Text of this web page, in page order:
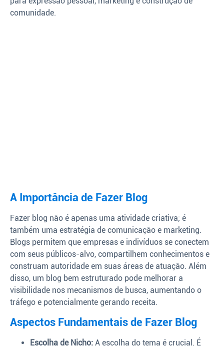
comunidade.
A Importância de Fazer Blog
Fazer blog não é apenas uma atividade criativa; é
também uma estratégia de comunicação e marketing.
Blogs permitem que empresas e indivíduos se conectem
com seus públicos-alvo, compartilhem conhecimentos e
construam autoridade em suas áreas de atuação. Além
disso, um blog bem estruturado pode melhorar a
visibilidade nos mecanismos de busca, aumentando o
tráfego e potencialmente gerando receita.
Aspectos Fundamentais de Fazer Blog
Escolha de Nicho: A escolha do tema é crucial. É